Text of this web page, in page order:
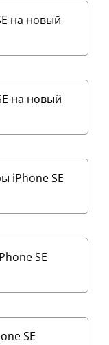
на новый
на новый
iPhone SE
SE
SE